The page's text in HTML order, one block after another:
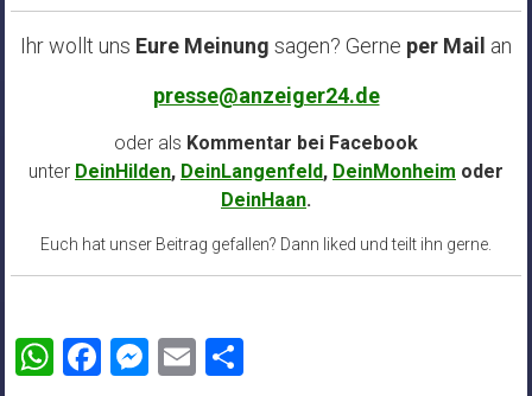
Ihr wollt uns Eure Meinung sagen? Gerne per Mail an
presse@anzeiger24.de
oder als Kommentar bei Facebook
unter DeinHilden, DeinLangenfeld, DeinMonheim oder
DeinHaan.
Euch hat unser Beitrag gefallen? Dann liked und teilt ihn gerne.
WhatsApp
Facebook
Messenger
EmailTeilen